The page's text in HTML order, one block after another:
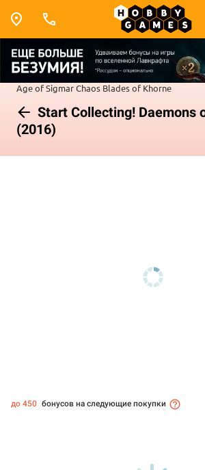
Age of SigmarChaos Blades of Khorne
Start Collecting! Daemons
(2016)
до 450 бонусов на следующие покупки